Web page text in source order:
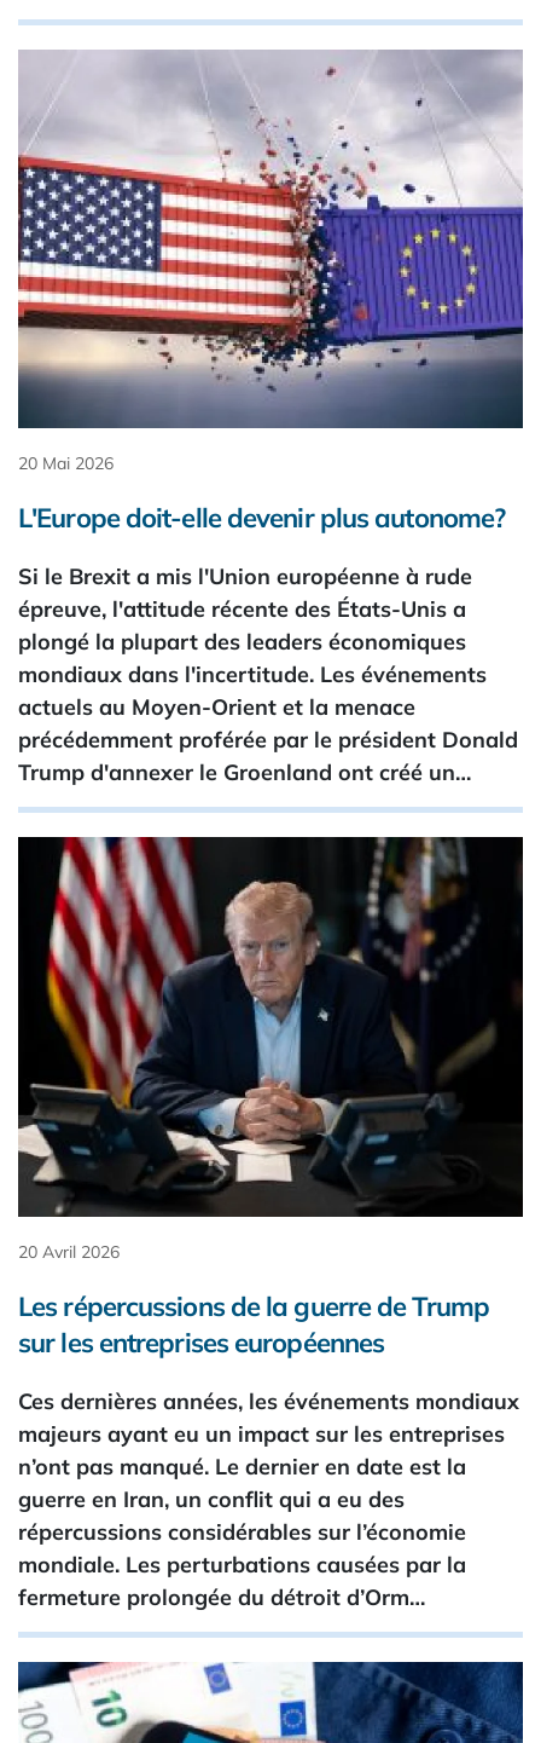
20 Mai 2026
L'Europe doit-elle devenir plus autonome?
Si le Brexit a mis l'Union européenne à rude
épreuve, l'attitude récente des États-Unis a
plongé la plupart des leaders économiques
mondiaux dans l'incertitude. Les événements
actuels au Moyen-Orient et la menace
précédemment proférée par le président Donald
Trump d'annexer le Groenland ont créé un…
20 Avril 2026
Les répercussions de la guerre de Trump
sur les entreprises européennes
Ces dernières années, les événements mondiaux
majeurs ayant eu un impact sur les entreprises
n’ont pas manqué. Le dernier en date est la
guerre en Iran, un conflit qui a eu des
répercussions considérables sur l’économie
mondiale. Les perturbations causées par la
fermeture prolongée du détroit d’Orm…